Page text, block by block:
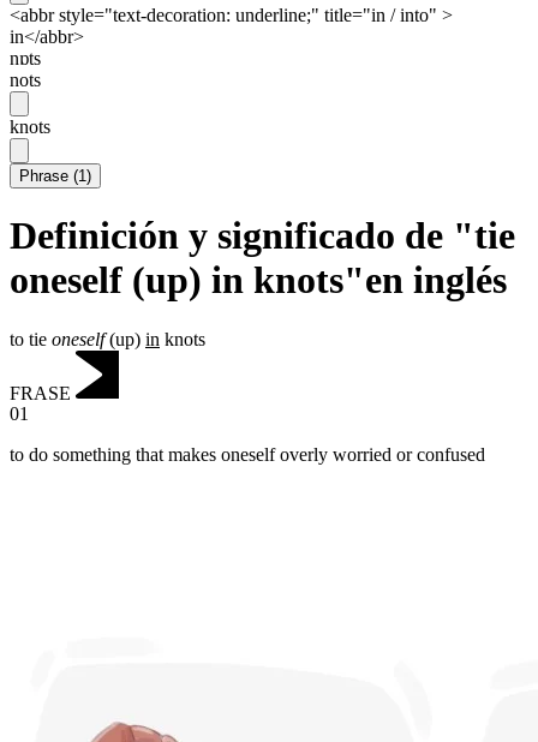
<abbr style="text-decoration: underline;" title="in / into" >
in</abbr>
nɒts
nots
knots
Phrase (1)
Definición y significado de "tie
oneself (up) in knots"en inglés
to tie oneself(up) in knots
FRASE
01
to do something that makes oneself overly worried or confused